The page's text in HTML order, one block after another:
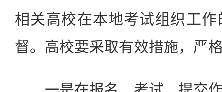
相关高校在本地考试组织工
督。高校要采取有效措施，严